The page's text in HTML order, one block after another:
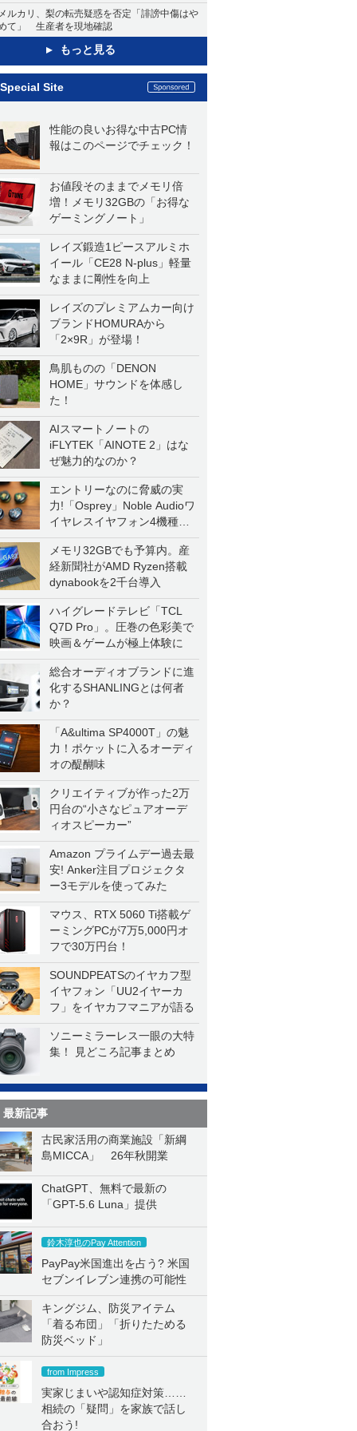
ルカリ、梨の転売疑惑を否定「誹謗中傷はや
て」 生産者を現地確認
もっと見る
Special Site
性能の良いお得な中古PC情
報はこのページでチェック！
お値段そのままでメモリ倍
増！メモリ32GBの「お得な
ゲーミングノート」
レイズ鍛造1ピースアルミホ
イール「CE28 N-plus」軽量
なままに剛性を向上
レイズのプレミアムカー向け
ブランドHOMURAから
「2×9R」が登場！
鳥肌ものの「DENON
HOME」サウンドを体感し
た！
AIスマートノートの
iFLYTEK「AINOTE 2」はな
ぜ魅力的なのか？
エントリーなのに脅威の実
力!「Osprey」Noble Audioワ
イヤレスイヤフォン4機種を
一気に聴く
メモリ32GBでも予算内。産
経新聞社がAMD Ryzen搭載
dynabookを2千台導入
ハイグレードテレビ「TCL
Q7D Pro」。圧巻の色彩美で
映画＆ゲームが極上体験に
総合オーディオブランドに進
化するSHANLINGとは何者
か？
「A&ultima SP4000T」の魅
力！ポケットに入るオーディ
オの醍醐味
クリエイティブが作った2万
円台の“小さなピュアオーデ
ィオスピーカー”
Amazon プライムデー過去最
安! Anker注目プロジェクタ
ー3モデルを使ってみた
マウス、RTX 5060 Ti搭載ゲ
ーミングPCが7万5,000円オ
フで30万円台！
SOUNDPEATSのイヤカフ型
イヤフォン「UU2イヤーカ
フ」をイヤカフマニアが語る
ソニーミラーレス一眼の大特
集！ 見どころ記事まとめ
最新記事
古民家活用の商業施設「新綱
島MICCA」 26年秋開業
ChatGPT、無料で最新の
「GPT-5.6 Luna」提供
鈴木淳也のPay Attention
PayPay米国進出を占う? 米国
セブンイレブン連携の可能性
キングジム、防災アイテム
「着る布団」「折りたためる
防災ベッド」
from Impress
実家じまいや認知症対策……
相続の「疑問」を家族で話し
合おう!